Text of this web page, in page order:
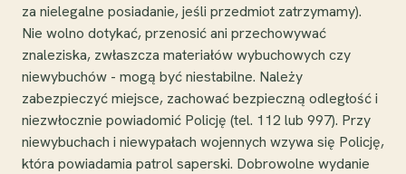
za nielegalne posiadanie, jeśli przedmiot zatrzymamy).
Nie wolno dotykać, przenosić ani przechowywać
znaleziska, zwłaszcza materiałów wybuchowych czy
niewybuchów - mogą być niestabilne. Należy
zabezpieczyć miejsce, zachować bezpieczną odległość i
niezwłocznie powiadomić Policję (tel. 112 lub 997). Przy
niewybuchach i niewypałach wojennych wzywa się Policję,
która powiadamia patrol saperski. Dobrowolne wydanie